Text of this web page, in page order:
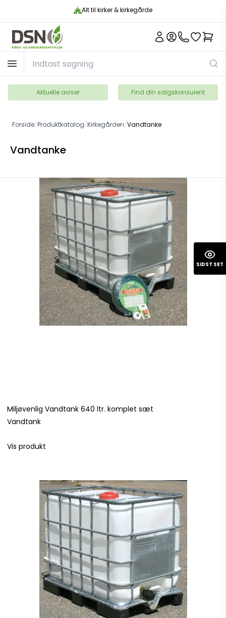
Alt til kirker & kirkegårde
Aktuelle aviser Find din salgskonsulent
Forside/Produktkatalog/Kirkegården/Vandtanke
Vandtanke
Miljøvenlig Vandtank 640 ltr. komplet sæt
Vandtank
Vis produkt
SIDST SET